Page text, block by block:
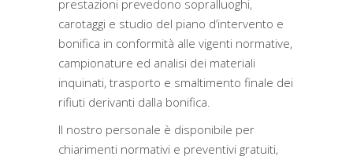
prestazioni prevedono sopralluoghi,
carotaggi e studio del piano d’intervento e
bonifica in conformità alle vigenti normative,
campionature ed analisi dei materiali
inquinati, trasporto e smaltimento finale dei
rifiuti derivanti dalla bonifica.
Il nostro personale è disponibile per
chiarimenti normativi e preventivi gratuiti,